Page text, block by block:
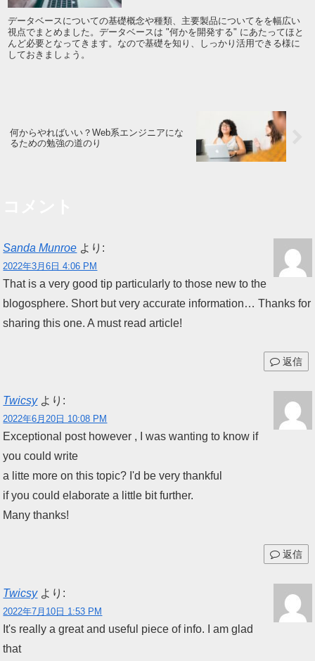
データベースについての基礎概念や種類、主要製品についてをを幅広い
視点でまとめました。データベースは "何かを開発する" にあたってほと
んど必要となってきます。なので基礎を知り、しっかり活用できる様に
しておきましょう。
何からやればいい？Web系エンジニアにな
るための勉強の道のり
Sanda Munroe より:
2022年3月6日 4:06 PM
That is a very good tip particularly to those new to the
blogosphere. Short but very accurate information… Thanks for
sharing this one. A must read article!
返信
Twicsy より:
2022年6月20日 10:08 PM
Exceptional post however , I was wanting to know if
you could write
a litte more on this topic? I'd be very thankful
if you could elaborate a little bit further.
Many thanks!
返信
Twicsy より:
2022年7月10日 1:53 PM
It's really a great and useful piece of info. I am glad
that